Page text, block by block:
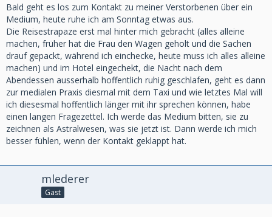
Bald geht es los zum Kontakt zu meiner Verstorbenen über ein
Medium, heute ruhe ich am Sonntag etwas aus.
Die Reisestrapaze erst mal hinter mich gebracht (alles alleine
machen, früher hat die Frau den Wagen geholt und die Sachen
drauf gepackt, während ich einchecke, heute muss ich alles alleine
machen) und im Hotel eingechekt, die Nacht nach dem
Abendessen ausserhalb hoffentlich ruhig geschlafen, geht es dann
zur medialen Praxis diesmal mit dem Taxi und wie letztes Mal will
ich diesesmal hoffentlich länger mit ihr sprechen können, habe
einen langen Fragezettel. Ich werde das Medium bitten, sie zu
zeichnen als Astralwesen, was sie jetzt ist. Dann werde ich mich
besser fühlen, wenn der Kontakt geklappt hat.
mlederer
Gast